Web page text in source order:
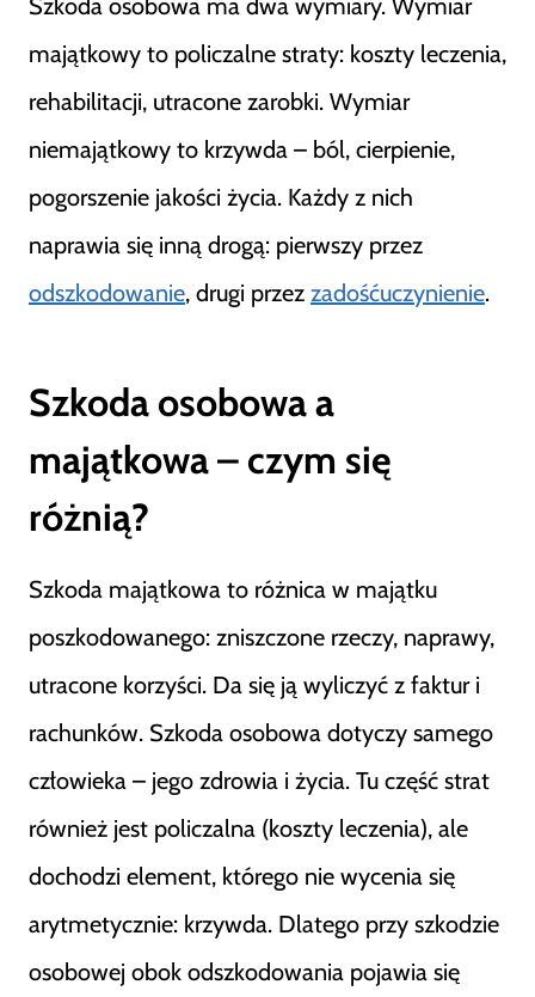
Szkoda osobowa ma dwa wymiary. Wymiar
majątkowy to policzalne straty: koszty leczenia,
rehabilitacji, utracone zarobki. Wymiar
niemajątkowy to krzywda – ból, cierpienie,
pogorszenie jakości życia. Każdy z nich
naprawia się inną drogą: pierwszy przez
odszkodowanie, drugi przez zadośćuczynienie.
Szkoda osobowa a
majątkowa – czym się
różnią?
Szkoda majątkowa to różnica w majątku
poszkodowanego: zniszczone rzeczy, naprawy,
utracone korzyści. Da się ją wyliczyć z faktur i
rachunków. Szkoda osobowa dotyczy samego
człowieka – jego zdrowia i życia. Tu część strat
również jest policzalna (koszty leczenia), ale
dochodzi element, którego nie wycenia się
arytmetycznie: krzywda. Dlatego przy szkodzie
osobowej obok odszkodowania pojawia się